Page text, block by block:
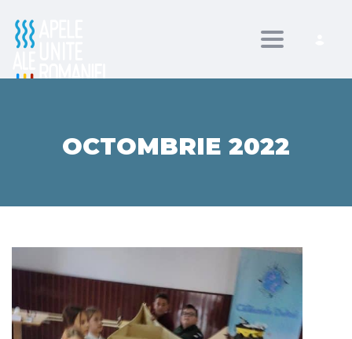
Toggle
OCTOMBRIE 2022